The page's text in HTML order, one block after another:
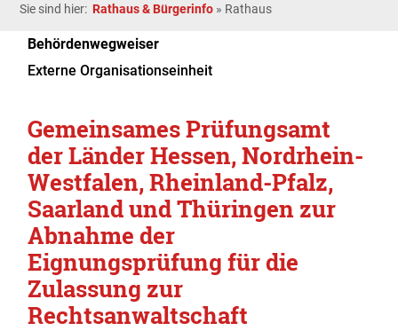
Sie sind hier: Rathaus & Bürgerinfo » Rathaus
Behördenwegweiser
Externe Organisationseinheit
Gemeinsames Prüfungsamt
der Länder Hessen, Nordrhein-
Westfalen, Rheinland-Pfalz,
Saarland und Thüringen zur
Abnahme der
Eignungsprüfung für die
Zulassung zur
Rechtsanwaltschaft